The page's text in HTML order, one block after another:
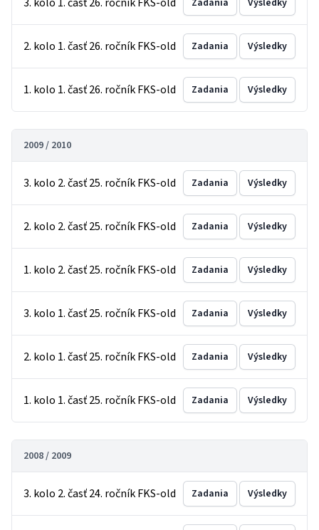
Zadania Výsledky
2. kolo 1. časť 26. ročník FKS-old Zadania Výsledky
1. kolo 1. časť 26. ročník FKS-old Zadania Výsledky
2009 / 2010
3. kolo 2. časť 25. ročník FKS-old Zadania Výsledky
2. kolo 2. časť 25. ročník FKS-old Zadania Výsledky
1. kolo 2. časť 25. ročník FKS-old Zadania Výsledky
3. kolo 1. časť 25. ročník FKS-old Zadania Výsledky
2. kolo 1. časť 25. ročník FKS-old Zadania Výsledky
1. kolo 1. časť 25. ročník FKS-old Zadania Výsledky
2008 / 2009
3. kolo 2. časť 24. ročník FKS-old Zadania Výsledky